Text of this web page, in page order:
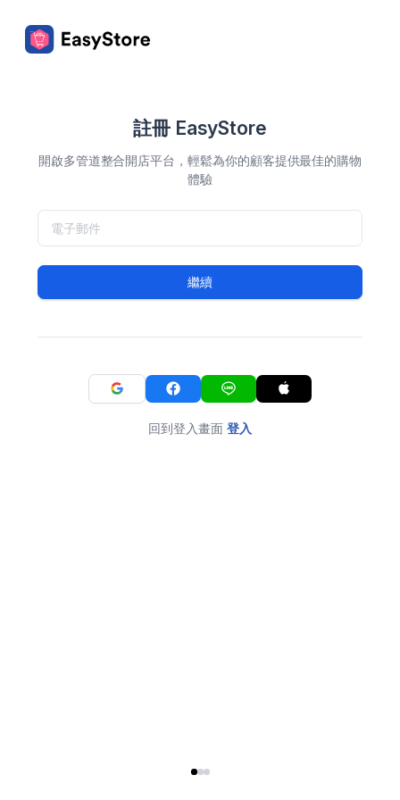
註冊 EasyStore
開啟多管道整合開店平台，輕鬆為你的顧客提供最佳的購物
體驗
繼續
回到登入畫面 登入